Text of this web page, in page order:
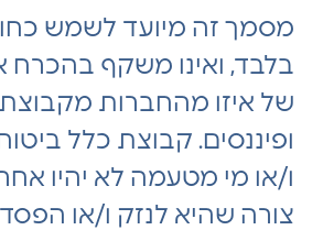
מסמך זה מיועד לשמש
בלבד, ואינו משקף
של איזו מהחברות
ופיננסים. קבוצת כלל
ו/או מי מטעמה לא יהיו
צורה שהיא לנזק ו/או הפסד